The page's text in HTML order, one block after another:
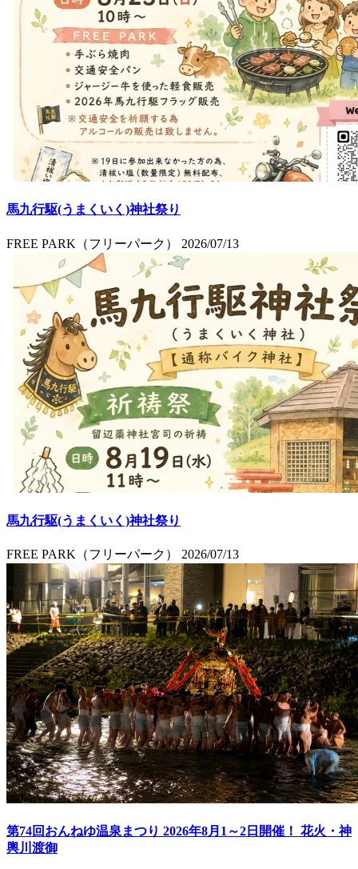
馬九行駆(うまくいく)神社祭り
FREE PARK（フリーパーク） 2026/07/13
馬九行駆(うまくいく)神社祭り
FREE PARK（フリーパーク） 2026/07/13
第74回おんねゆ温泉まつり 2026年8月1～2日開催！ 花火・神
輿川渡御